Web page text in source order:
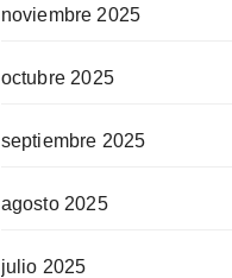
noviembre 2025
octubre 2025
septiembre 2025
agosto 2025
julio 2025